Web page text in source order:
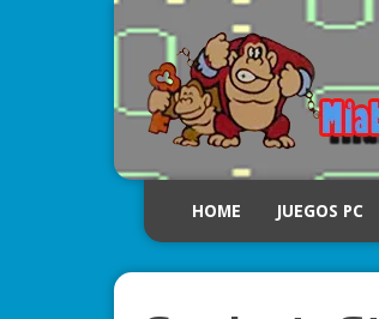
HOME JUEGOS PC